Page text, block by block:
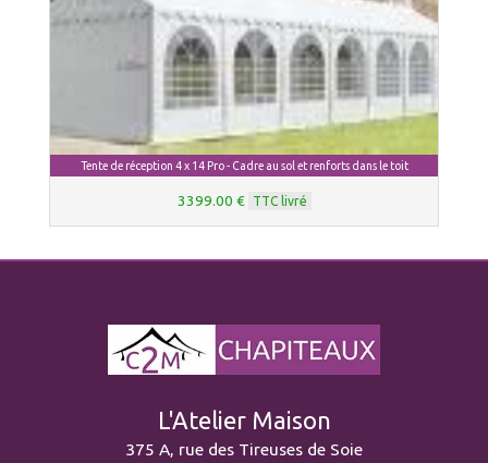
Tente de réception 4 x 14 Pro - Cadre au sol et renforts dans le toit
3399.00 € TTC livré
L'Atelier Maison
375 A, rue des Tireuses de Soie